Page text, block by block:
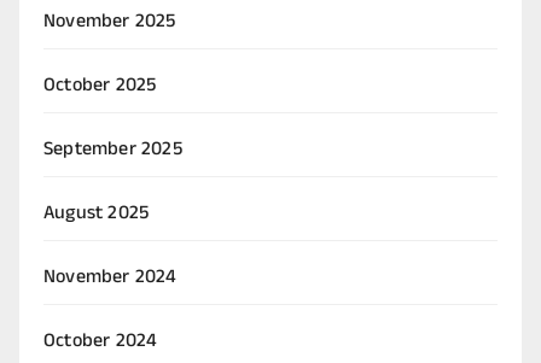
November 2025
October 2025
September 2025
August 2025
November 2024
October 2024